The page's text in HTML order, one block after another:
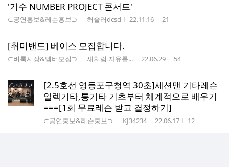
'기수 NUMBER PROJECT 콘서트'
게시판명
⊂공연홍보&레슨홍보⊃ 작성자
허슬러dcsd 작성시간
22.11.16 조회수
21
[취미밴드] 베이스 모집합니다.
게시판명
⊂벼룩시장&멤버모집⊃ 작성자
새처럼 자유롭... 작성시간
22.06.29 조회수
54
[2.5호선 영등포구청역 30초]세션맨 기타레슨
일렉기타,통기타 기초부터 체계적으로 배우기
===[1회 무료레슨 받고 결정하기]
게시판명
⊂공연홍보&레슨홍보⊃ 작성자
KJ34234 작성시간
22.06.17 조회수
12